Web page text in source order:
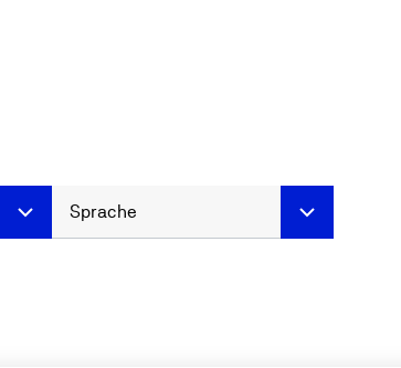
Sprache